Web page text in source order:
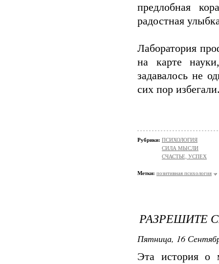
предлобная
радостная
Лаборатория
на карте
задавалось не
сих пор
Рубрики: ПСИХОЛОГИЯ
СИЛА МЫСЛИ
СЧАСТЬЕ, УСПЕХ
Метки: позитивная психология
РАЗРЕШИТЕ
Пятница, 16
Эта история о